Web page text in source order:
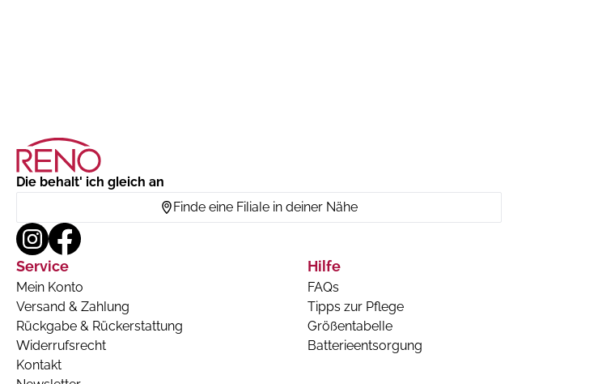
Die behalt' ich gleich an
Finde eine Filiale in deiner Nähe
Service
Mein Konto
Versand & Zahlung
Rückgabe & Rückerstattung
Widerrufsrecht
Kontakt
Hilfe
FAQs
Tipps zur Pflege
Größentabelle
Batterieentsorgung